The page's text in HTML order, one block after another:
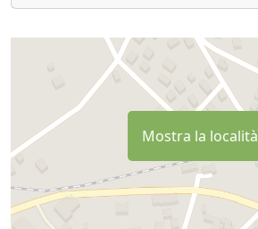
Mostra la località